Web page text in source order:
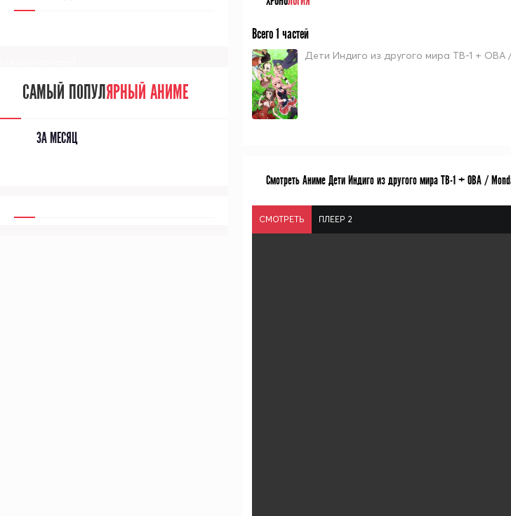
Всего 1 частей
Дети Индиго из другого мира ТВ-1 + ОВА
Смотреть Аниме Дети Индиго из другого мира ТВ-1 + ОВА /
СМОТРЕТЬ ПЛЕЕР 2
САМЫЙ ПОПУЛЯРНЫЙ АНИМЕ
ЗА МЕСЯЦ